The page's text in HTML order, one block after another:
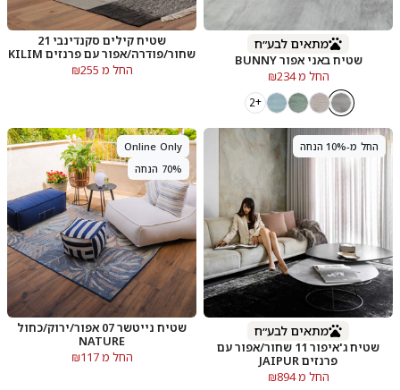
מתאים לבע״ח
שטיח באני אפור BUNNY
החל מ ₪234
+2
שטיח קילים סקנדינבי 21
שחור/פודרה/אפור עם פרנזים KILIM
החל מ ₪255
החל מ-10% הנחה
מתאים לבע״ח
שטיח ג'איפור 11 שחור/אפור עם
פרנזים JAIPUR
החל מ ₪894
Online Only
70% הנחה
שטיח נייטשר 07 אפור/ירוק/כחול
NATURE
החל מ ₪117